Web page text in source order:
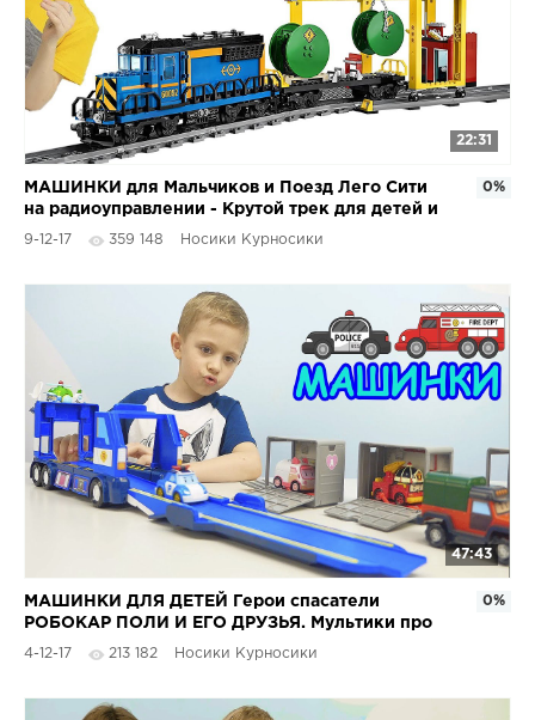
22:31
МАШИНКИ для Мальчиков и Поезд Лего Сити
на радиоуправлении - Крутой трек для детей и
Железная дорога
9-12-17 359 148 Носики Курносики
0%
47:43
МАШИНКИ ДЛЯ ДЕТЕЙ Герои спасатели
РОБОКАР ПОЛИ И ЕГО ДРУЗЬЯ. Мультики про
Машинки
4-12-17 213 182 Носики Курносики
0%